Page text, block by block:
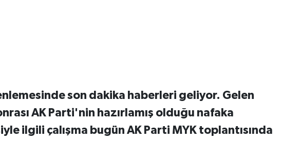
son dakika haberleri geliyor. Gelen
AK Parti'nin hazırlamış olduğu nafaka
ilgili çalışma bugün AK Parti MYK toplantısında